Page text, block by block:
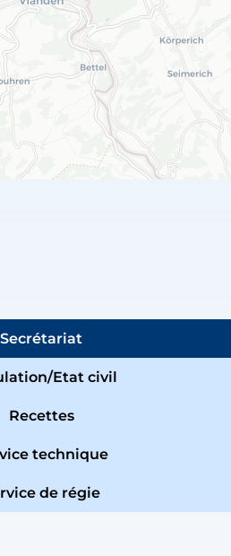
Secrétariat
Etat civil
Recettes
technique
de régie